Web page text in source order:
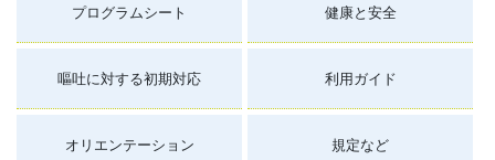
プログラムシート 健康と安全
嘔吐に対する初期対応 利用ガイド
オリエンテーション 規定など